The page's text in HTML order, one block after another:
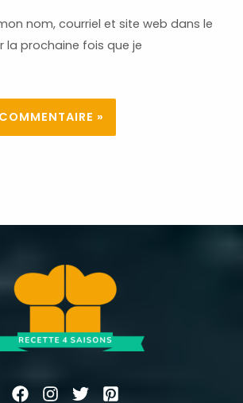
nom, courriel et site web dans le
la prochaine fois que je